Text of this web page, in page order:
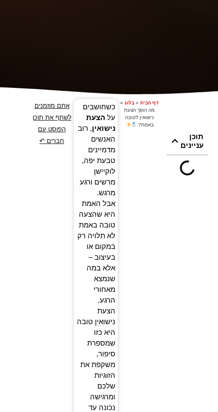
דף הבית» בלוג»
מה הופך הצעת
נישואין לטובה
באמת?
כשחושבים
על הצעת
נישואין, רוב
האנשים
מדמיינים
טבעת יפה,
לוקיישן
מרשים ורגע
מרגש.
אבל האמת
היא שהצעה
טובה באמת
לא תלויה רק
במקום או
בעיצוב –
אלא במה
שנמצא
מאחורי
הרגע.
הצעת
נישואין טובה
היא כזו
שמספרת
סיפור,
משקפת את
הזוגיות
שלכם
ומרגישה
נכונה עד
תוכן
עניינים
אתם מוזמנים
לשתף את תוכן
הפוסט עם
חברים ↶